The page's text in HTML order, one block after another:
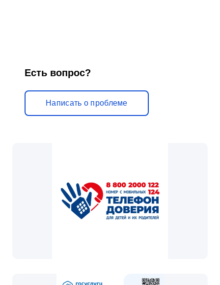
Есть вопрос?
Написать о проблеме